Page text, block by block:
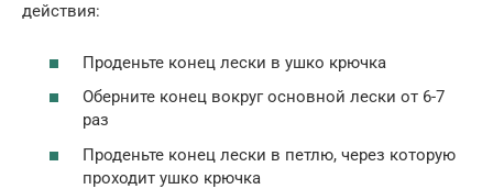
действия:
Проденьте конец лески в ушко крючка
Оберните конец вокруг основной лески от 6-7
раз
Проденьте конец лески в петлю, через которую
проходит ушко крючка